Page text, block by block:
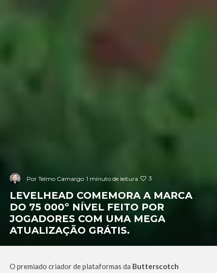
Por Telmo Camargo 1 minuto de leitura 3
LEVELHEAD COMEMORA A MARCA
DO 75 000º NÍVEL FEITO POR
JOGADORES COM UMA MEGA
ATUALIZAÇÃO GRÁTIS.
O premiado criador de plataformas da Butterscotch